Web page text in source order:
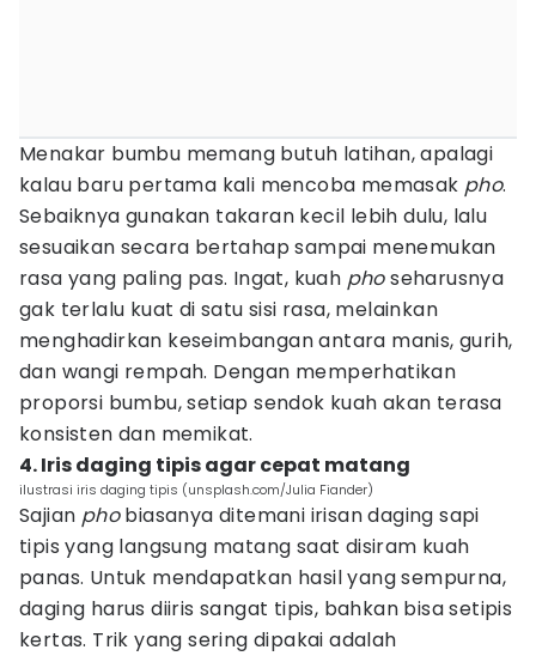
Menakar bumbu memang butuh latihan, apalagi
kalau baru pertama kali mencoba memasak pho.
Sebaiknya gunakan takaran kecil lebih dulu, lalu
sesuaikan secara bertahap sampai menemukan
rasa yang paling pas. Ingat, kuah phoseharusnya
gak terlalu kuat di satu sisi rasa, melainkan
menghadirkan keseimbangan antara manis, gurih,
dan wangi rempah. Dengan memperhatikan
proporsi bumbu, setiap sendok kuah akan terasa
konsisten dan memikat.
4. Iris daging tipis agar cepat matang
ilustrasi iris daging tipis (unsplash.com/Julia Fiander)
Sajian phobiasanya ditemani irisan daging sapi
tipis yang langsung matang saat disiram kuah
panas. Untuk mendapatkan hasil yang sempurna,
daging harus diiris sangat tipis, bahkan bisa setipis
kertas. Trik yang sering dipakai adalah